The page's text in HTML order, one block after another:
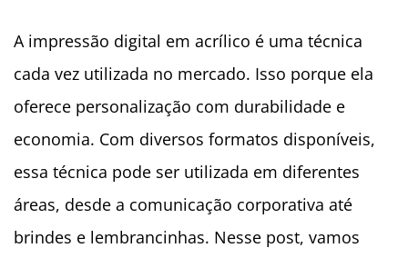
A impressão digital em acrílico é uma técnica
cada vez utilizada no mercado. Isso porque ela
oferece personalização com durabilidade e
economia. Com diversos formatos disponíveis,
essa técnica pode ser utilizada em diferentes
áreas, desde a comunicação corporativa até
brindes e lembrancinhas. Nesse post, vamos